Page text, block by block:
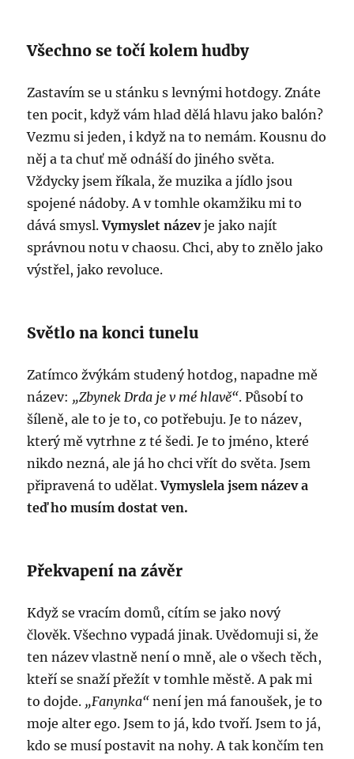
Všechno se točí kolem hudby
Zastavím se u stánku s levnými hotdogy. Znáte
ten pocit, když vám hlad dělá hlavu jako balón?
Vezmu si jeden, i když na to nemám. Kousnu do
něj a ta chuť mě odnáší do jiného světa.
Vždycky jsem říkala, že muzika a jídlo jsou
spojené nádoby. A v tomhle okamžiku mi to
dává smysl.Vymyslet názevje jako najít
správnou notu v chaosu. Chci, aby to znělo jako
výstřel, jako revoluce.
Světlo na konci tunelu
Zatímco žvýkám studený hotdog, napadne mě
název: „Zbynek Drda je v mé hlavě“. Působí to
šíleně, ale to je to, co potřebuju. Je to název,
který mě vytrhne z té šedi. Je to jméno, které
nikdo nezná, ale já ho chci vřít do světa. Jsem
připravená to udělat.Vymyslela jsem název a
teď ho musím dostat ven.
Překvapení na závěr
Když se vracím domů, cítím se jako nový
člověk. Všechno vypadá jinak. Uvědomuji si, že
ten název vlastně není o mně, ale o všech těch,
kteří se snaží přežít v tomhle městě. A pak mi
to dojde. „Fanynka“ není jen má fanoušek, je to
moje alter ego. Jsem to já, kdo tvoří. Jsem to já,
kdo se musí postavit na nohy. A tak končím ten